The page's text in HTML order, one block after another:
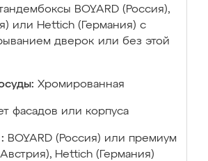
BOYARD (Россия),
или Hettich (Германия) с
дверок или без этой
Хромированная
фасадов или корпуса
BOYARD (Россия) или премиум
Hettich (Германия)